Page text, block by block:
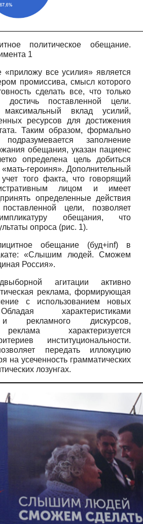
политическое обещание.
1
все усилия» является
промиссива, смысл которого
сделать все, что только
достичь поставленной цели.
максимальный вклад усилий,
ресурсов для достижения
Таким образом, формально
заполнение
обещания, указан пациенс
определена цель добиться
«мать-героиня». Дополнительный
учет того факта, что говорящий
лицом и имеет
определенные действия
цели, позволяет
обещания, что
опроса (рис. 1).
обещание (буд+inf) в
«Слышим людей. Сможем
Россия».
агитации активно
реклама, формирующая
с использованием новых
характеристиками
и рекламного дискурсов,
характеризуется
институциональности.
передать иллокуцию
на усеченность грамматических
лозунгах.